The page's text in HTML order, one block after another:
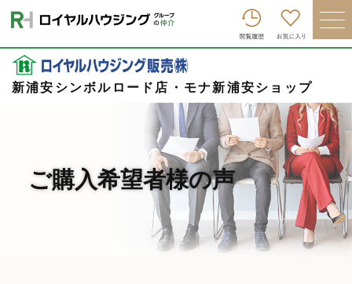
新浦安シンボルロード店・モナ新浦安ショップ
ご購入希望者様の声
ロイヤルハウジンググループトップへ
売りたい
店舗を探す
ログイン 会員登録